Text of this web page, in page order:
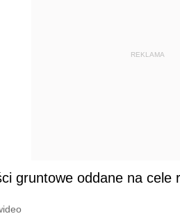
REKLAMA
gruntowe oddane na cele